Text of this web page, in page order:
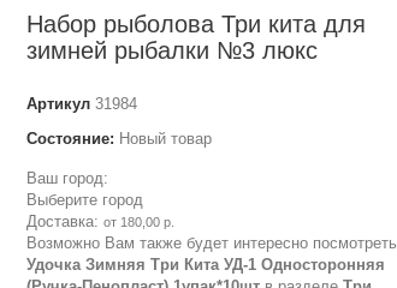
Набор рыболова Три кита для
зимней рыбалки №3 люкс
Артикул 31984
Состояние: Новый товар
Ваш город:
Выберите город
Доставка: от 180,00 р.
Возможно Вам также будет интересно посмотреть
Удочка Зимняя Три Кита УД-1 Односторонняя